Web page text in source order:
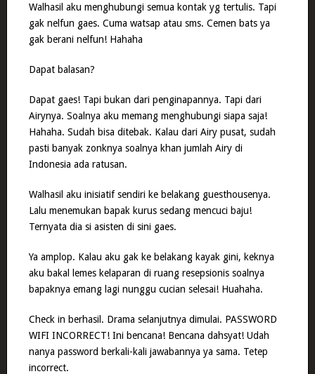
Walhasil aku menghubungi semua kontak yg tertulis. Tapi
gak nelfun gaes. Cuma watsap atau sms. Cemen bats ya
gak berani nelfun! Hahaha
Dapat balasan?
Dapat gaes! Tapi bukan dari penginapannya. Tapi dari
Airynya. Soalnya aku memang menghubungi siapa saja!
Hahaha. Sudah bisa ditebak. Kalau dari Airy pusat, sudah
pasti banyak zonknya soalnya khan jumlah Airy di
Indonesia ada ratusan.
Walhasil aku inisiatif sendiri ke belakang guesthousenya.
Lalu menemukan bapak kurus sedang mencuci baju!
Ternyata dia si asisten di sini gaes.
Ya amplop. Kalau aku gak ke belakang kayak gini, keknya
aku bakal lemes kelaparan di ruang resepsionis soalnya
bapaknya emang lagi nunggu cucian selesai! Huahaha.
Check in berhasil. Drama selanjutnya dimulai. PASSWORD
WIFI INCORRECT! Ini bencana! Bencana dahsyat! Udah
nanya password berkali-kali jawabannya ya sama. Tetep
incorrect.